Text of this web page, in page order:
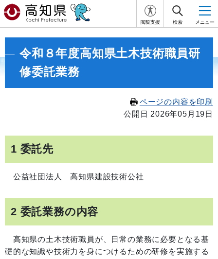
閲覧支援 検索 メニュー
令和８年度高知県土木技術職員研
修委託業務
ページの内容を印刷
公開日 2026年05月19日
1 委託先
公益社団法人 高知県建設技術公社
2 委託業務の内容
高知県の土木技術職員が、日常の業務に必要となる基
礎的な知識や技術力を身につけるための研修を実施する